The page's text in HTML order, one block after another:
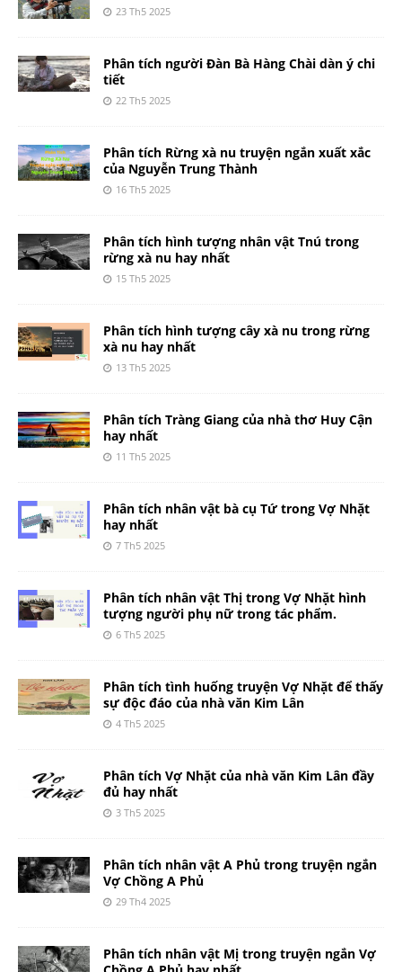
23 Th5 2025
Phân tích người Đàn Bà Hàng Chài dàn ý chi
tiết
22 Th5 2025
Phân tích Rừng xà nu truyện ngắn xuất xắc
của Nguyễn Trung Thành
16 Th5 2025
Phân tích hình tượng nhân vật Tnú trong
rừng xà nu hay nhất
15 Th5 2025
Phân tích hình tượng cây xà nu trong rừng
xà nu hay nhất
13 Th5 2025
Phân tích Tràng Giang của nhà thơ Huy Cận
hay nhất
11 Th5 2025
Phân tích nhân vật bà cụ Tứ trong Vợ Nhặt
hay nhất
7 Th5 2025
Phân tích nhân vật Thị trong Vợ Nhặt hình
tượng người phụ nữ trong tác phẩm.
6 Th5 2025
Phân tích tình huống truyện Vợ Nhặt để thấy
sự độc đáo của nhà văn Kim Lân
4 Th5 2025
Phân tích Vợ Nhặt của nhà văn Kim Lân đầy
đủ hay nhất
3 Th5 2025
Phân tích nhân vật A Phủ trong truyện ngắn
Vợ Chồng A Phủ
29 Th4 2025
Phân tích nhân vật Mị trong truyện ngắn Vợ